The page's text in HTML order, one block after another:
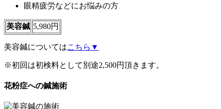
眼精疲労などにお悩みの方
美容鍼 5,980円
美容鍼についてはこちら▼
※初回は初検料として別途2,500円頂きます。
花粉症への鍼施術